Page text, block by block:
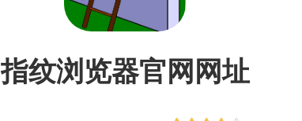
指纹浏览器官网网址